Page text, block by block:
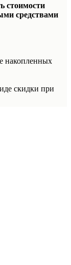
стоимости
средствами
накопленных
скидки при